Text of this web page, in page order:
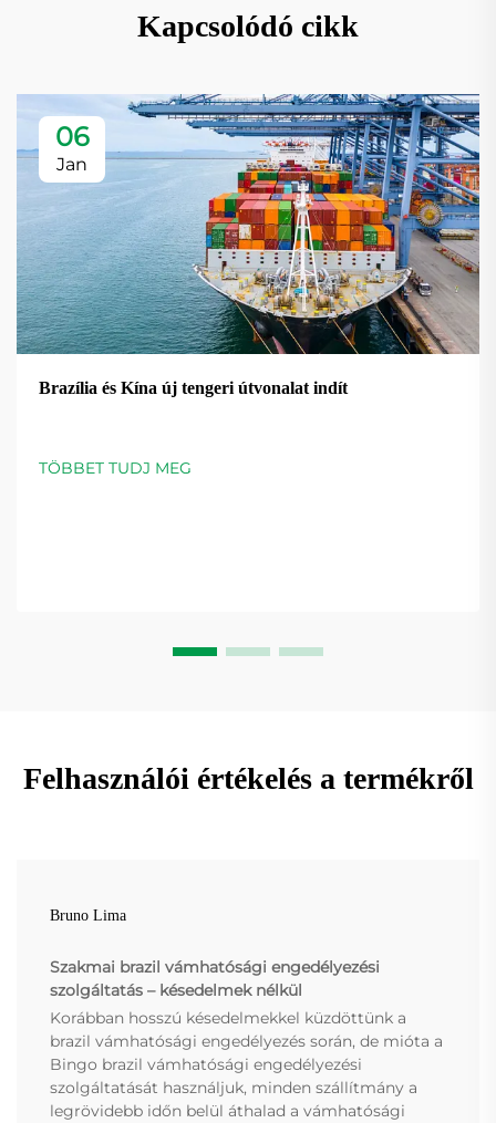
Kapcsolódó cikk
06
Jan
Brazília és Kína új tengeri útvonalat indít
TÖBBET TUDJ MEG
Felhasználói értékelés a termékről
Bruno Lima
Szakmai brazil vámhatósági engedélyezési
szolgáltatás – késedelmek nélkül
Korábban hosszú késedelmekkel küzdöttünk a
brazil vámhatósági engedélyezés során, de mióta a
Bingo brazil vámhatósági engedélyezési
szolgáltatását használjuk, minden szállítmány a
legrövidebb időn belül áthalad a vámhatósági